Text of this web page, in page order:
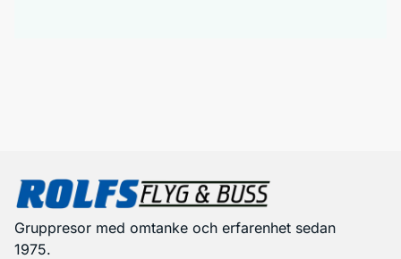
Gruppresor med omtanke och erfarenhet sedan
1975.